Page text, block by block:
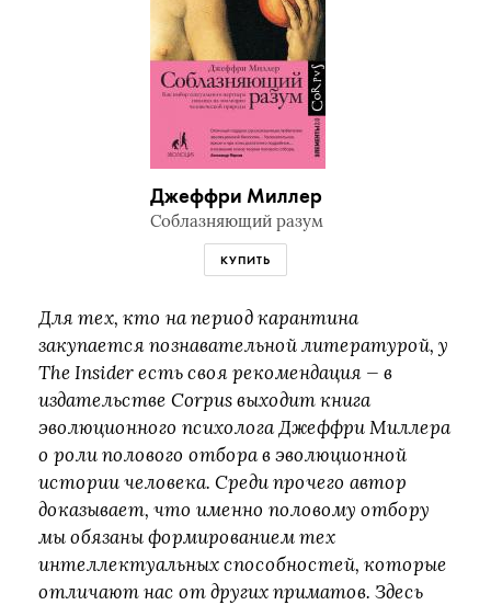
Джеффри Миллер
Соблазняющий разум
КУПИТЬ
Для тех, кто на период карантина
закупается познавательной литературой, у
The Insider есть своя рекомендация — в
издательстве Corpus выходит книга
эволюционного психолога Джеффри Миллера
о роли полового отбора в эволюционной
истории человека. Среди прочего автор
доказывает, что именно половому отбору
мы обязаны формированием тех
интеллектуальных способностей, которые
отличают нас от других приматов. Здесь